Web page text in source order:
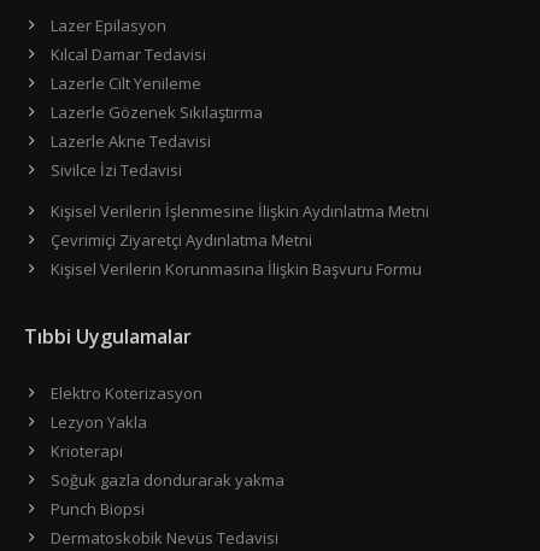
Lazer Epilasyon
Kılcal Damar Tedavisi
Lazerle Cilt Yenileme
Lazerle Gözenek Sıkılaştırma
Lazerle Akne Tedavisi
Sivilce İzi Tedavisi
Kişisel Verilerin İşlenmesine İlişkin Aydınlatma Metni
Çevrimiçi Ziyaretçi Aydınlatma Metni
Kişisel Verilerin Korunmasına İlişkin Başvuru Formu
Tıbbi Uygulamalar
Elektro Koterizasyon
Lezyon Yakla
Krioterapi
Soğuk gazla dondurarak yakma
Punch Biopsi
Dermatoskobik Nevüs Tedavisi